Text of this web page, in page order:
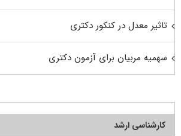
تاثیر معدل در کنکور دکتری
سهمیه مربیان برای آزمون دکتری
کارشناسی ارشد